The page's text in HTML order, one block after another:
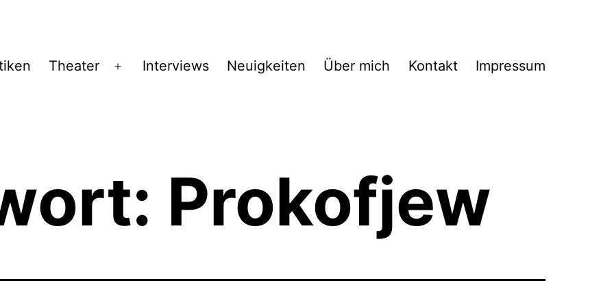
Theater
Menü
Interviews Neuigkeiten Über mich Kontakt Impressum
Prokofjew